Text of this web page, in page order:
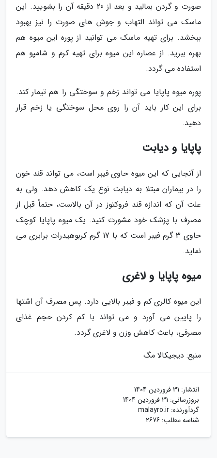
صورت و گردن بمالید و بعد از 20 دقیقه آن را بشویید. این
ماسک می تواند التهاب و جوش های صورت را نیز بهبود
ببخشد. برای تهیه ماسک می توانید از پوره این میوه هم
بهره ببرید. از عصاره این میوه برای تهیه کرم و شامپو هم
استفاده می گردد.
پوره میوه پاپایا می تواند زخم و سوختگی را هم تیمار کند.
برای این کار باید آن را روی محل سوختگی یا زخم قرار
دهید.
پاپایا و دیابت
از آنجایی که این میوه حاوی فیبر است، می تواند قند خون
را در بیماران مبتلا به دیابت نوع یک کاهش دهد. ولی به
علت آن که اندازه قند فروکتوز در آن بالاست، حتماً قبل از
مصرف با پزشک خود مشورت کنید. یک میوه پاپایا کوچک
حاوی 3 گرم فیبر است که با 17 گرم کربوهیدرات برابری می
نماید.
میوه پاپایا و لاغری
این میوه کالری کم و فیبر بالایی دارد. پس مصرف آن اشتها
را پایین می آورد و می تواند با کم کردن حجم غذای
مصرفی، باعث کاهش وزن و لاغری گردد.
منبع: دیجیکالا مگ
انتشار: 31 فروردین 1404
بروزرسانی: 31 فروردین 1404
گردآورنده: malayro.ir
شناسه مطلب: 2676